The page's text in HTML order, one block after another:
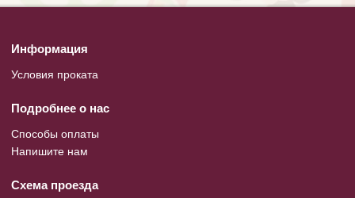
Информация
Условия проката
Подробнее о нас
Способы оплаты
Напишите нам
Схема проезда